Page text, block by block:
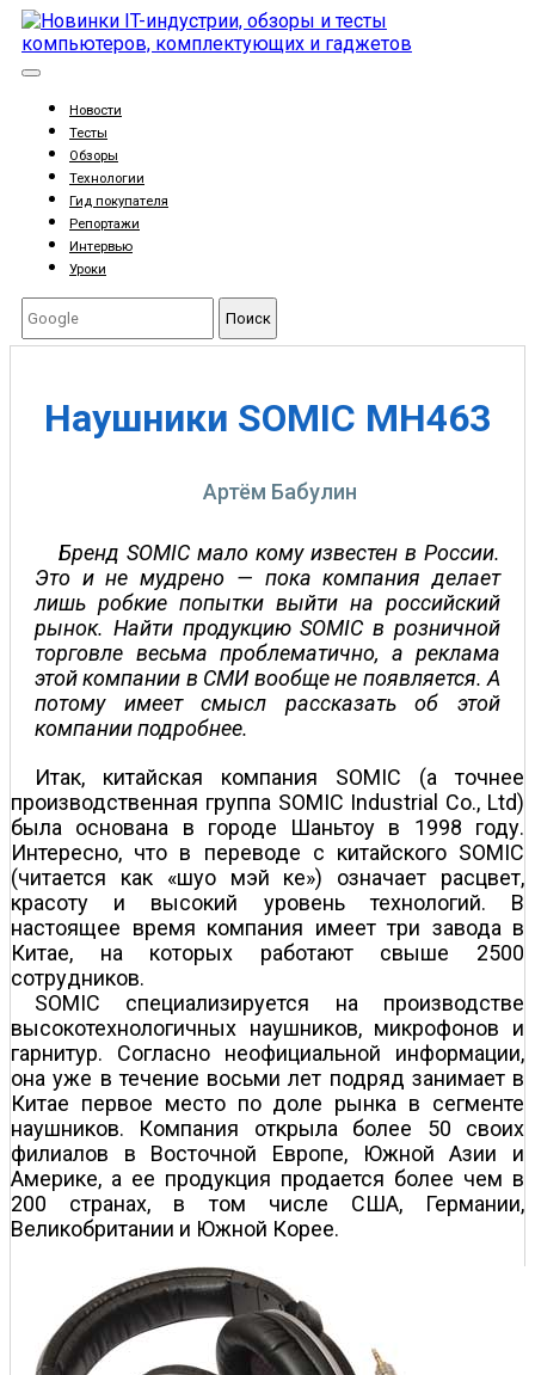
Новости
Тесты
Обзоры
Технологии
Гид покупателя
Репортажи
Интервью
Уроки
Поиск
Наушники SOMIC MH463
Артём Бабулин
Бренд SOMIC мало кому известен в России.
Это и не мудрено — пока компания делает
лишь робкие попытки выйти на российский
рынок. Найти продукцию SOMIC в розничной
торговле весьма проблематично, а реклама
этой компании в СМИ вообще не появляется. А
потому имеет смысл рассказать об этой
компании подробнее.
Итак, китайская компания SOMIC (а точнее
производственная группа SOMIC Industrial Co., Ltd)
была основана в городе Шаньтоу в 1998 году.
Интересно, что в переводе с китайского SOMIC
(читается как «шуо мэй ке») означает расцвет,
красоту и высокий уровень технологий. В
настоящее время компания имеет три завода в
Китае, на которых работают свыше 2500
сотрудников.
SOMIC специализируется на производстве
высокотехнологичных наушников, микрофонов и
гарнитур. Согласно неофициальной информации,
она уже в течение восьми лет подряд занимает в
Китае первое место по доле рынка в сегменте
наушников. Компания открыла более 50 своих
филиалов в Восточной Европе, Южной Азии и
Америке, а ее продукция продается более чем в
200 странах, в том числе США, Германии,
Великобритании и Южной Корее.